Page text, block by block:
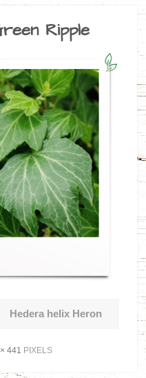
Ripple
Hedera helix Heron
441 PIXELS